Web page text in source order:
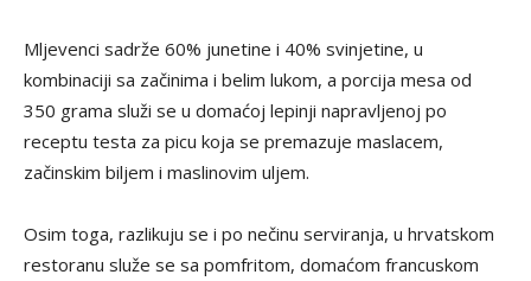
Mljevenci sadrže 60% junetine i 40% svinjetine, u
kombinaciji sa začinima i belim lukom, a porcija mesa od
350 grama služi se u domaćoj lepinji napravljenoj po
receptu testa za picu koja se premazuje maslacem,
začinskim biljem i maslinovim uljem.
Osim toga, razlikuju se i po nečinu serviranja, u hrvatskom
restoranu služe se sa pomfritom, domaćom francuskom